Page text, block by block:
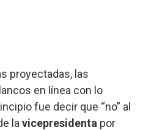
proyectadas, las
en línea con lo
fue decir que “no” al
la vicepresidenta por